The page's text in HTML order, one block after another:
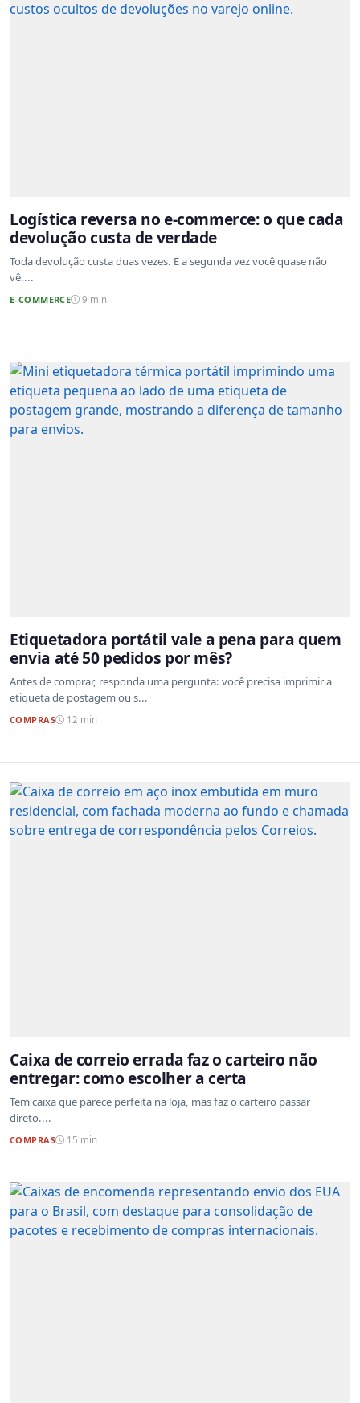
Logística reversa no e-commerce: o que cada
devolução custa de verdade
Toda devolução custa duas vezes. E a segunda vez você quase não
vê....
E-COMMERCE 9 min
Etiquetadora portátil vale a pena para quem
envia até 50 pedidos por mês?
Antes de comprar, responda uma pergunta: você precisa imprimir a
etiqueta de postagem ou s...
COMPRAS 12 min
Caixa de correio errada faz o carteiro não
entregar: como escolher a certa
Tem caixa que parece perfeita na loja, mas faz o carteiro passar
direto....
COMPRAS 15 min